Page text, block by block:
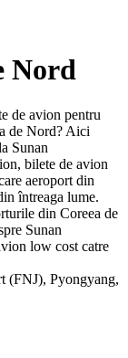
Nord
de avion pentru
de Nord? Aici
Sunan
bilete de avion
aeroport din
întreaga lume.
din Coreea de
Sunan
low cost catre
(FNJ), Pyongyang,